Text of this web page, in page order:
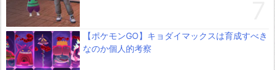
【ポケモンGO】キョダイマックスは育成すべき
なのか個人的考察